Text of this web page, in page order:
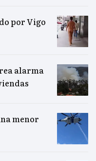
por Vigo
alarma
menor